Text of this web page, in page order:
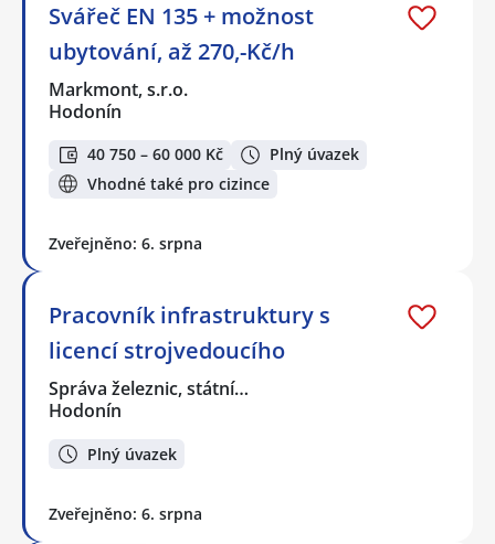
Svářeč EN 135 + možnost
ubytování, až 270,-Kč/h
Markmont, s.r.o.
Hodonín
40 750 – 60 000 Kč
Plný úvazek
Vhodné také pro cizince
Zveřejněno: 6. srpna
Pracovník infrastruktury s
licencí strojvedoucího
Správa železnic, státní…
Hodonín
Plný úvazek
Zveřejněno: 6. srpna